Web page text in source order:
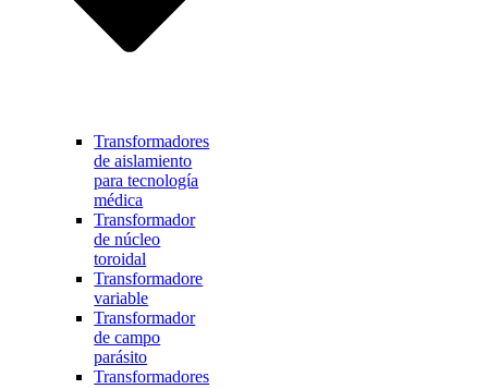
Transformadores
de aislamiento
para tecnología
médica
Transformador
de núcleo
toroidal
Transformadore
variable
Transformador
de campo
parásito
Transformadores